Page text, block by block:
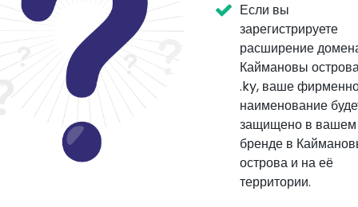
Если вы
зарегистрируете
расширение
Каймановы
.ky, ваше
наименование
защищено в вашем
бренде в
острова и на её
территории.